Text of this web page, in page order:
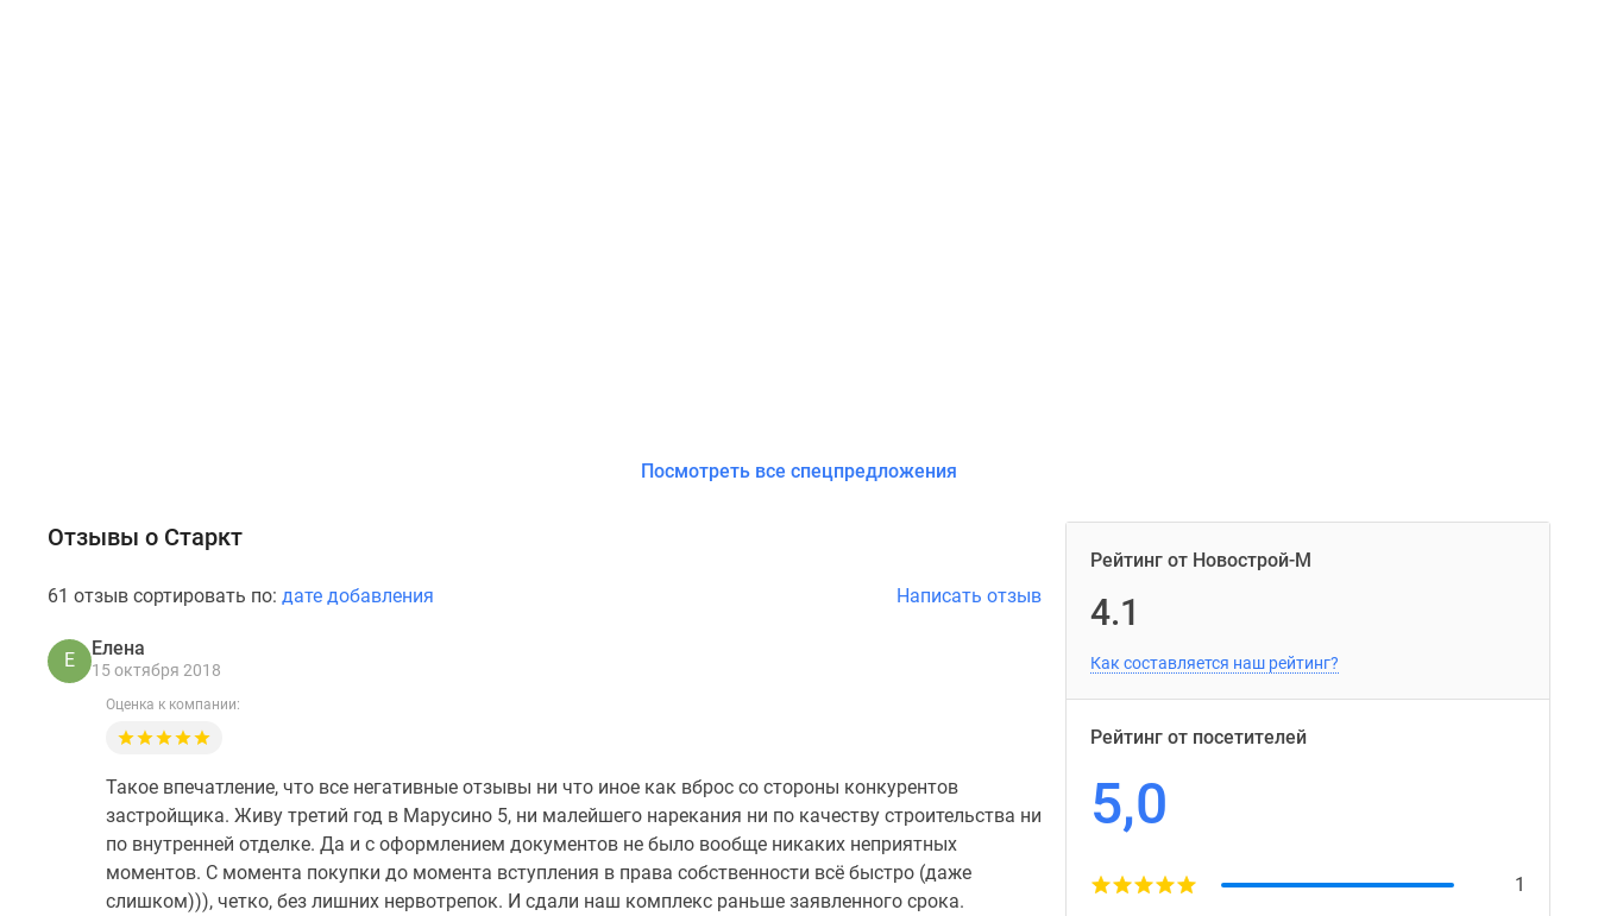
Посмотреть все спецпредложения
Отзывы о Старкт
61 отзыв сортировать по: дате добавления Написать отзыв
Е
Елена
15 октября 2018
Оценка к компании:
Такое впечатление, что все негативные отзывы ни что иное как вброс со стороны конкурентов
застройщика. Живу третий год в Марусино 5, ни малейшего нарекания ни по качеству строительства ни
по внутренней отделке. Да и с оформлением документов не было вообще никаких неприятных
моментов. С момента покупки до момента вступления в права собственности всё быстро (даже
слишком))), четко, без лишних нервотрепок. И сдали наш комплекс раньше заявленного срока.
Рейтинг от Новострой-М
4.1
Как составляется наш рейтинг?
Рейтинг от посетителей
5,0
1